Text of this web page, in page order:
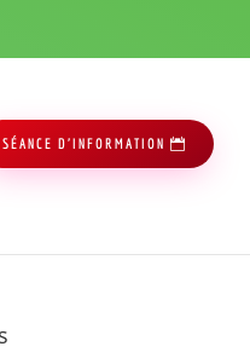
SÉANCE D'INFORMATION